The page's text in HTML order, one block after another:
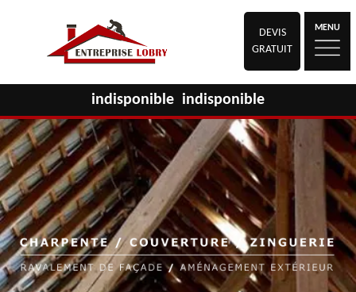
DEVIS
GRATUIT
MENU
indisponible indisponible